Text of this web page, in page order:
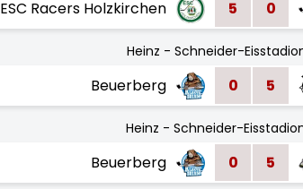
ESC Racers Holzkirchen 5 0
Heinz - Schneider-
Beuerberg 0 5
Heinz - Schneider-
Beuerberg 0 5